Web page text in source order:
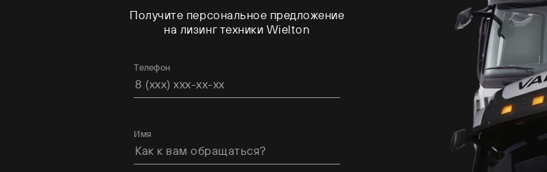
Получите персональное предложение
на лизинг техники Wielton
Телефон
Имя